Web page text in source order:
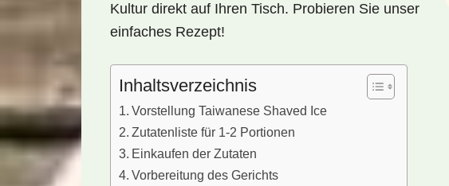
Kultur direkt auf Ihren Tisch. Probieren Sie unser
einfaches Rezept!
Inhaltsverzeichnis
Vorstellung Taiwanese Shaved Ice
Zutatenliste für 1-2 Portionen
Einkaufen der Zutaten
Vorbereitung des Gerichts